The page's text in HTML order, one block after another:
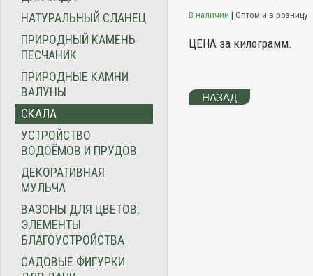
НАТУРАЛЬНЫЙ СЛАНЕЦ
ПРИРОДНЫЙ КАМЕНЬ
ПЕСЧАНИК
ПРИРОДНЫЕ КАМНИ
ВАЛУНЫ
СКАЛА
УСТРОЙСТВО
ВОДОЁМОВ И ПРУДОВ
ДЕКОРАТИВНАЯ
МУЛЬЧА
ВАЗОНЫ ДЛЯ ЦВЕТОВ,
ЭЛЕМЕНТЫ
БЛАГОУСТРОЙСТВА
САДОВЫЕ ФИГУРКИ
В наличии | Оптом и в розницу
ЦЕНА за килограмм.